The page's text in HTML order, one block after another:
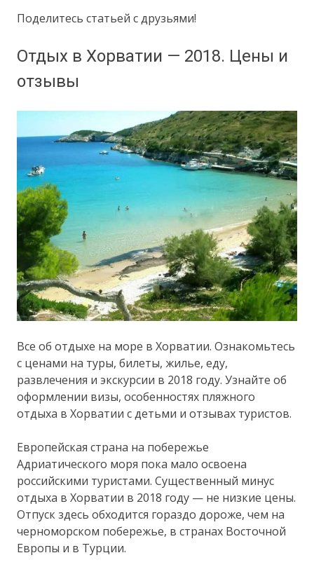
Поделитесь статьей с друзьями!
Отдых в Хорватии — 2018. Цены и
отзывы
Все об отдыхе на море в Хорватии. Ознакомьтесь
с ценами на туры, билеты, жилье, еду,
развлечения и экскурсии в 2018 году. Узнайте об
оформлении визы, особенностях пляжного
отдыха в Хорватии с детьми и отзывах туристов.
Европейская страна на побережье
Адриатического моря пока мало освоена
российскими туристами. Существенный минус
отдыха в Хорватии в 2018 году — не низкие цены.
Отпуск здесь обходится гораздо дороже, чем на
черноморском побережье, в странах Восточной
Европы и в Турции.